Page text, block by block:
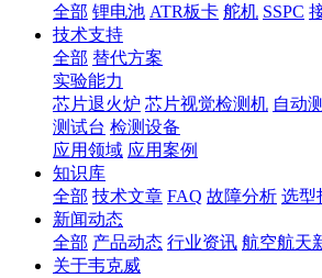
全部 锂电池 ATR板卡 舵机 SSPC
技术支持
全部 替代方案
实验能力
芯片退火炉 芯片视觉检测机 自动
测试台 检测设备
应用领域 应用案例
知识库
全部 技术文章 FAQ 故障分析 选型
新闻动态
全部 产品动态 行业资讯 航空航天
关于韦克威